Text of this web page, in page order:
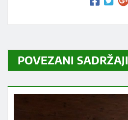
POVEZANI SADRŽAJI